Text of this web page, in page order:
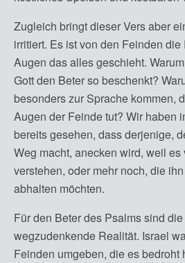
Zugleich bringt dieser Vers aber
irritiert. Es ist von den Feinden die
Augen das alles geschieht.
Gott den Beter so beschenkt?
besonders zur Sprache kommen,
Augen der Feinde tut? Wir haben
bereits gesehen, dass derjenige,
Weg macht, anecken wird, weil
verstehen, oder mehr noch, die
abhalten möchten.
Für den Beter des Psalms sind
wegzudenkende Realität. Israel
Feinden umgeben, die es bedroht